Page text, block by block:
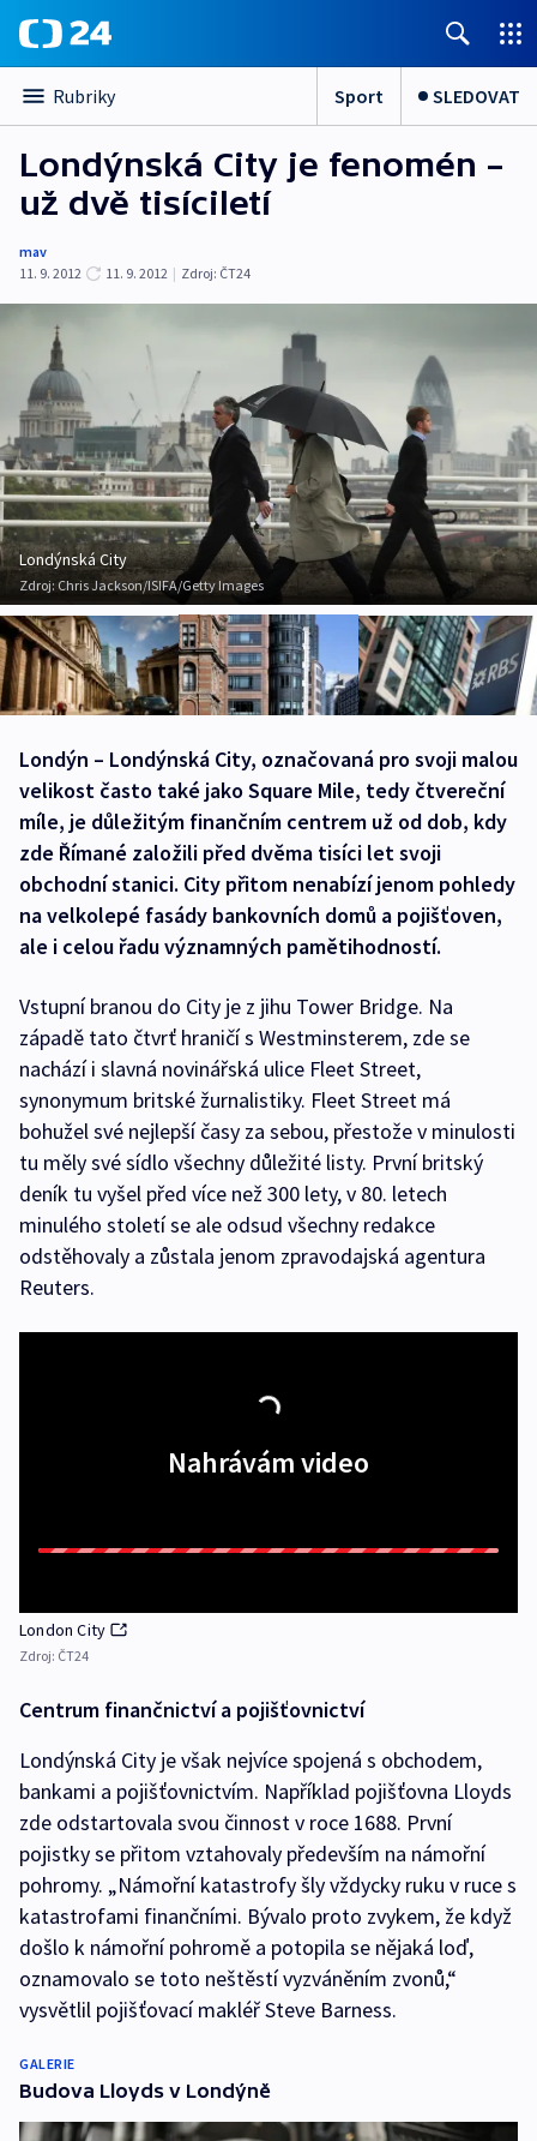
Rubriky Sport SLEDOVAT
Londýnská City je fenomén –
už dvě tisíciletí
mav
11. 9. 2012
11. 9. 2012 | Zdroj: ČT24
Londýnská City
Zdroj: Chris Jackson/ISIFA/Getty Images
Londýn – Londýnská City, označovaná pro svoji malou
velikost často také jako Square Mile, tedy čtvereční
míle, je důležitým finančním centrem už od dob, kdy
zde Římané založili před dvěma tisíci let svoji
obchodní stanici. City přitom nenabízí jenom pohledy
na velkolepé fasády bankovních domů a pojišťoven,
ale i celou řadu významných pamětihodností.
Vstupní branou do City je z jihu Tower Bridge. Na
západě tato čtvrť hraničí s Westminsterem, zde se
nachází i slavná novinářská ulice Fleet Street,
synonymum britské žurnalistiky. Fleet Street má
bohužel své nejlepší časy za sebou, přestože v minulosti
tu měly své sídlo všechny důležité listy. První britský
deník tu vyšel před více než 300 lety, v 80. letech
minulého století se ale odsud všechny redakce
odstěhovaly a zůstala jenom zpravodajská agentura
Reuters.
Nahrávám video
London City
Zdroj: ČT24
Centrum finančnictví a pojišťovnictví
Londýnská City je však nejvíce spojená s obchodem,
bankami a pojišťovnictvím. Například pojišťovna Lloyds
zde odstartovala svou činnost v roce 1688. První
pojistky se přitom vztahovaly především na námořní
pohromy. „Námořní katastrofy šly vždycky ruku v ruce s
katastrofami finančními. Bývalo proto zvykem, že když
došlo k námořní pohromě a potopila se nějaká loď,
oznamovalo se toto neštěstí vyzváněním zvonů,“
vysvětlil pojišťovací makléř Steve Barness.
GALERIE
Budova Lloyds v Londýně